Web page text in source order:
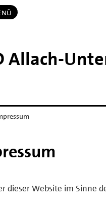
Allach-​
dieser Website im Sinne